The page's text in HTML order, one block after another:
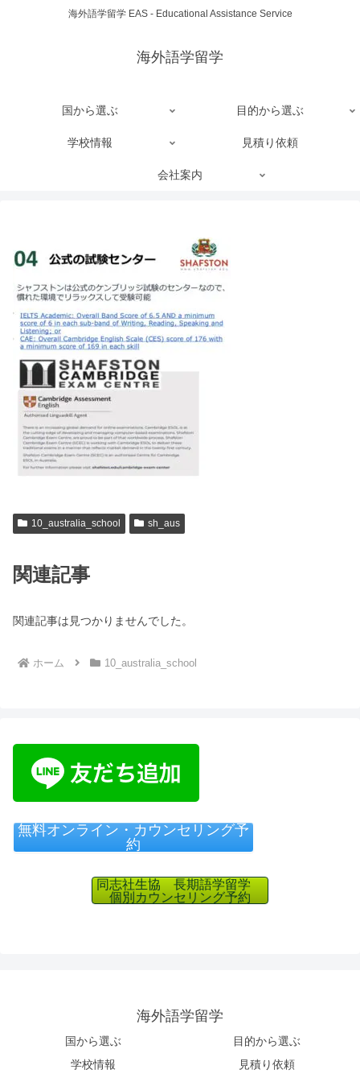
海外語学留学 EAS - Educational Assistance Service
海外語学留学
国から選ぶ 目的から選ぶ
学校情報 見積り依頼
会社案内
10_australia_school sh_aus
関連記事
関連記事は見つかりませんでした。
ホーム 10_australia_school
無料オンライン・カウンセリング予
約
同志社生協 長期語学留学
個別カウンセリング予約
海外語学留学
国から選ぶ
目的から選ぶ
学校情報
見積り依頼